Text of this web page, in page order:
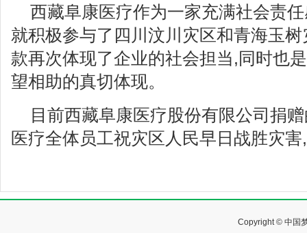
西藏阜康医疗作为一家充满社会责
就积极参与了四川汶川灾区和青海玉
款再次体现了企业的社会担当,同时也
望相助的真切体现。
目前西藏阜康医疗股份有限公司捐
医疗全体员工祝灾区人民早日战胜灾
Copyright © 中国